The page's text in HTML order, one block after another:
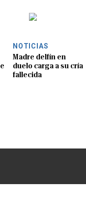
NOTICIAS
Madre delfín en
duelo carga a su cría
fallecida